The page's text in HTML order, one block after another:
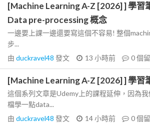
[Machine Learning A-Z [2026] ] 學習
Data pre-processing 概念
一邊要上課一邊還要寫這個不容易! 整個
步...
由 duckravel48 發文 13 小時前 0個
[Machine Learning A-Z [2026] ] 學習
這個系列文章是Udemy上的課程延伸，因為
檔學一點data...
由 duckravel48 發文 14 小時前 0個